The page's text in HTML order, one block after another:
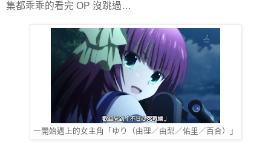
集都乖乖的看完 OP 沒跳過…
一開始遇上的女主角「ゆり（由理／由梨／佑里／百合）」